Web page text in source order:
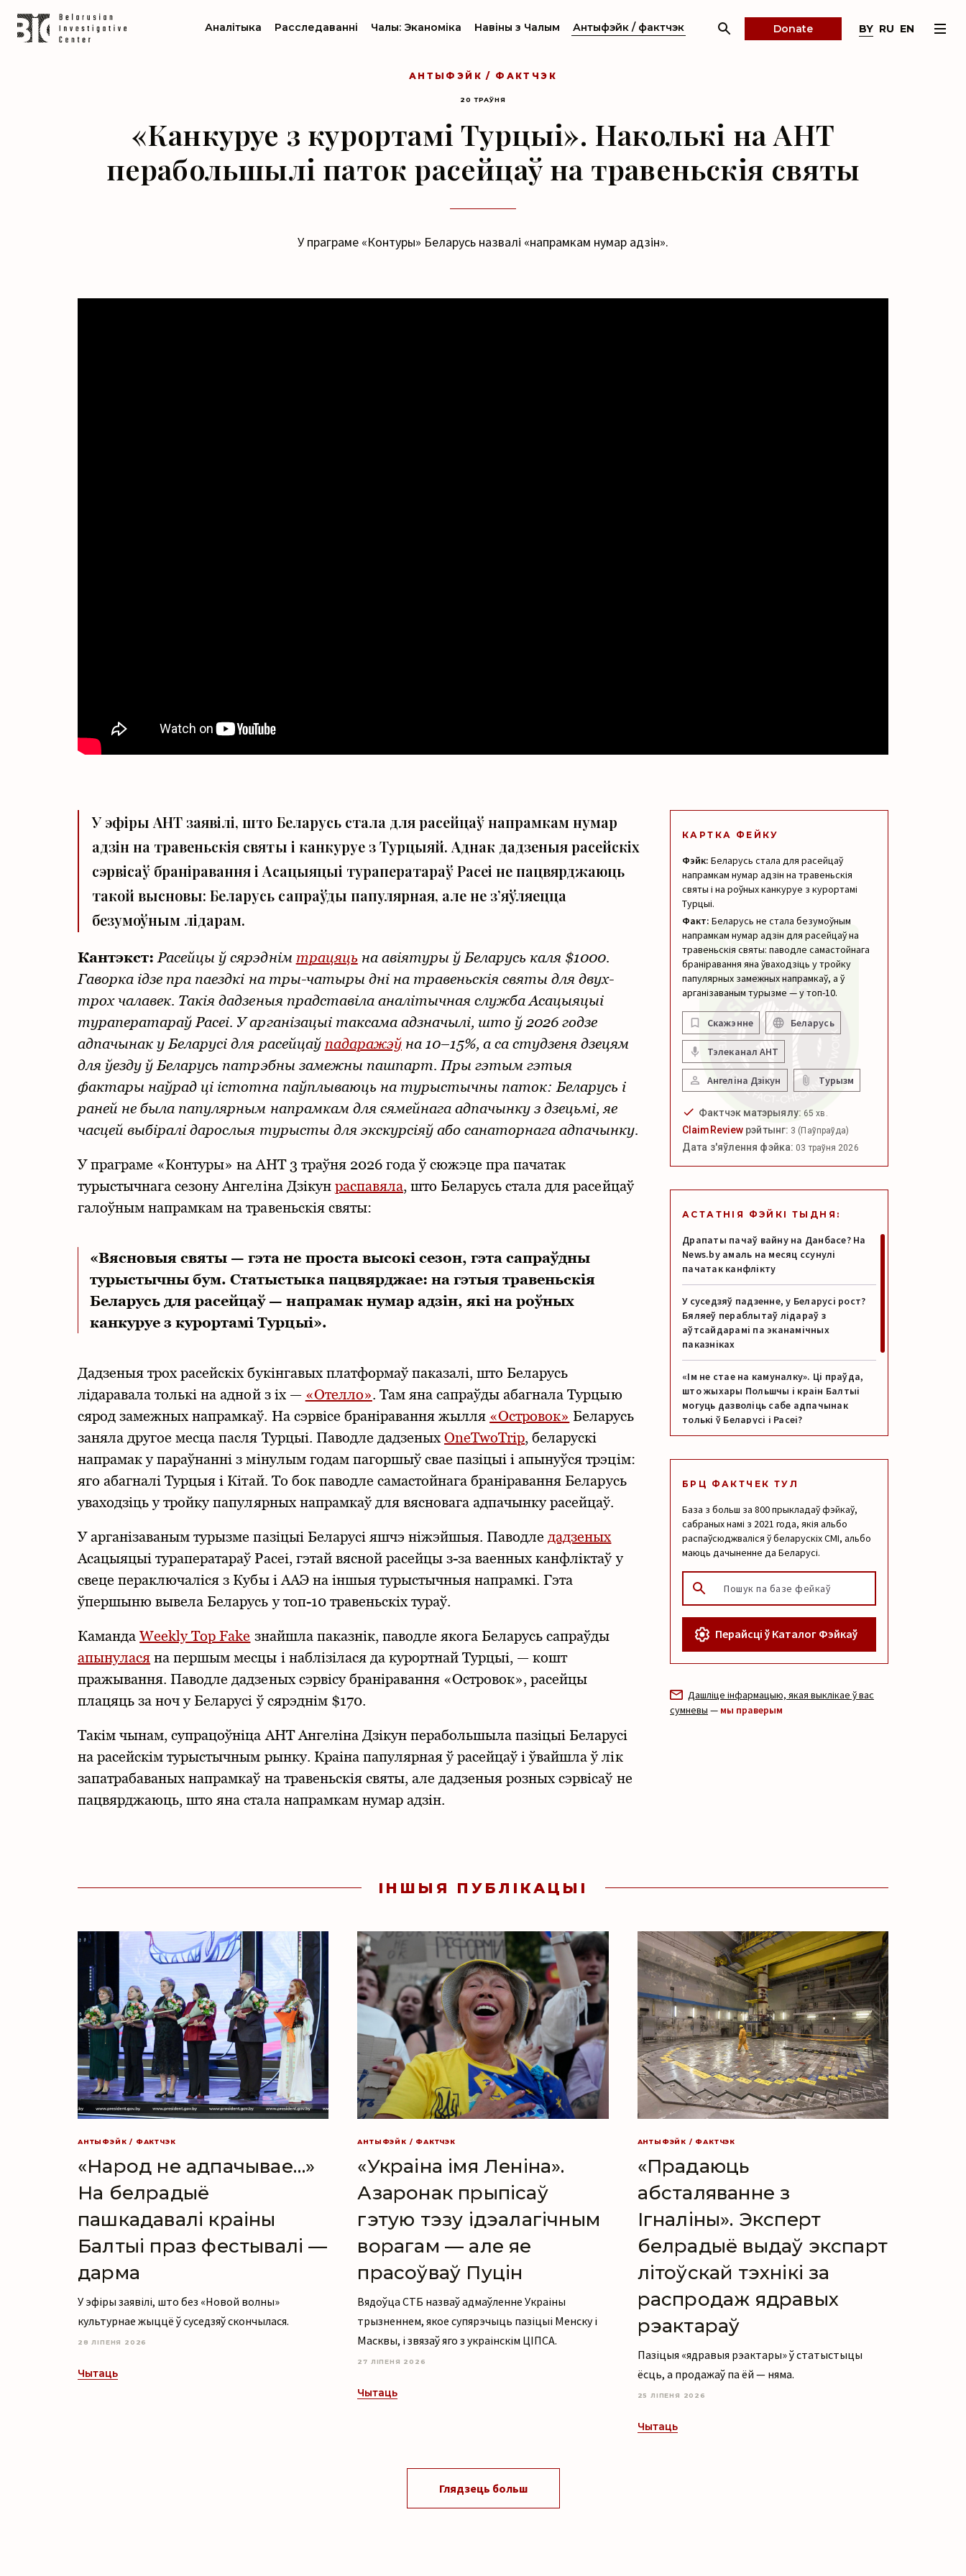
Аналітыка Расследаванні Чалы: Эканоміка Навіны з Чалым Антыфэйк / фактчэк Donate BY RU EN
АНТЫФЭЙК / ФАКТЧЭК
20 ТРАЎНЯ
«Канкуруе з курортамі Турцыі». Наколькі на АНТ
перабольшылі паток расейцаў на травеньскія святы
У праграме «Контуры» Беларусь назвалі «напрамкам нумар адзін».
У эфіры АНТ заявілі, што Беларусь стала для расейцаў напрамкам нумар
адзін на травеньскія святы і канкуруе з Турцыяй. Аднак дадзеныя расейскіх
сэрвісаў браніравання і Асацыяцыі тураператараў Расеі не пацвярджаюць
такой высновы: Беларусь сапраўды папулярная, але не з’яўляецца
безумоўным лідарам.
Кантэкст: Расейцы ў сярэднім трацяць на авіятуры ў Беларусь каля $1000.
Гаворка ідзе пра паездкі на тры-чатыры дні на травеньскія святы для двух-
трох чалавек. Такія дадзеныя прадставіла аналітычная служба Асацыяцыі
тураператараў Расеі. У арганізацыі таксама адзначылі, што ў 2026 годзе
адпачынак у Беларусі для расейцаў падаражэўна 10–15%, а са студзеня дзецям
для ўезду ў Беларусь патрэбны замежны пашпарт. Пры гэтым гэтыя
фактары наўрад ці істотна паўплываюць на турыстычны паток: Беларусь і
раней не была папулярным напрамкам для сямейнага адпачынку з дзецьмі, яе
часцей выбіралі дарослыя турысты для экскурсіяў або санаторнага адпачынку.
У праграме «Контуры» на АНТ 3 траўня 2026 года ў сюжэце пра пачатак
турыстычнага сезону Ангеліна Дзікун распавяла, што Беларусь стала для расейцаў
галоўным напрамкам на травеньскія святы:
«Вясновыя святы — гэта не проста высокі сезон, гэта сапраўдны
турыстычны бум. Статыстыка пацвярджае: на гэтыя травеньскія
Беларусь для расейцаў — напрамак нумар адзін, які на роўных
канкуруе з курортамі Турцыі».
Дадзеныя трох расейскіх букінгавых платформаў паказалі, што Беларусь
лідаравала толькі на адной з іх — «Отелло». Там яна сапраўды абагнала Турцыю
сярод замежных напрамкаў. На сэрвісе браніравання жылля «Островок» Беларусь
заняла другое месца пасля Турцыі. Паводле дадзеныхOneTwoTrip, беларускі
напрамак у параўнанні з мінулым годам пагоршыў свае пазіцыі і апынуўся трэцім:
яго абагналі Турцыя і Кітай. То бок паводле самастойнага браніравання Беларусь
уваходзіць у тройку папулярных напрамкаў для вясновага адпачынку расейцаў.
У арганізаваным турызме пазіцыі Беларусі яшчэ ніжэйшыя. Паводле дадзеных
Асацыяцыі тураператараў Расеі, гэтай вясной расейцы з-за ваенных канфліктаў у
свеце пераключаліся з Кубы і ААЭ на іншыя турыстычныя напрамкі. Гэта
ўпершыню вывела Беларусь у топ-10 травеньскіх тураў.
КамандаWeekly Top Fake знайшла паказнік, паводле якога Беларусь сапраўды
апынулася на першым месцы і наблізілася да курортнай Турцыі, — кошт
пражывання. Паводле дадзеных сэрвісу браніравання «Островок», расейцы
плацяць за ноч у Беларусі ў сярэднім $170.
Такім чынам, супрацоўніца АНТ Ангеліна Дзікун перабольшыла пазіцыі Беларусі
на расейскім турыстычным рынку. Краіна папулярная ў расейцаў і ўвайшла ў лік
запатрабаваных напрамкаў на травеньскія святы, але дадзеныя розных сэрвісаў не
пацвярджаюць, што яна стала напрамкам нумар адзін.
КАРТКА ФЕЙКУ
Фэйк: Беларусь стала для расейцаў
напрамкам нумар адзін на травеньскія
святы і на роўных канкуруе з курортамі
Турцыі.
Факт: Беларусь не стала безумоўным
напрамкам нумар адзін для расейцаў на
травеньскія святы: паводле самастойнага
браніравання яна ўваходзіць у тройку
папулярных замежных напрамкаў, а ў
арганізаваным турызме — у топ-10.
Скажэнне Беларусь
Тэлеканал АНТ
Ангеліна Дзікун Турызм
Фактчэк матэрыялу: 65 хв.
ClaimReview рэйтынг: 3 (Паўпраўда)
Дата з'яўлення фэйка: 03 траўня 2026
АСТАТНІЯ ФЭЙКІ ТЫДНЯ:
Драпаты пачаў вайну на Данбасе? На
News.by амаль на месяц ссунулі
пачатак канфлікту
У суседзяў падзенне, у Беларусі рост?
Бяляеў пераблытаў лідараў з
аўтсайдарамі па эканамічных
паказніках
«Ім не стае на камуналку». Ці праўда,
што жыхары Польшчы і краін Балтыі
могуць дазволіць сабе адпачынак
толькі ў Беларусі і Расеі?
у дзяржмедыя перабольшылі поспехі
беларускай сельскай гаспадаркі
БРЦ ФАКТЧЕК ТУЛ
База з больш за 800 прыкладаў фэйкаў,
сабраных намі з 2021 года, якія альбо
распаўсюджваліся ў беларускіх СМІ, альбо
маюць дачыненне да Беларусі.
Перайсці ў Каталог Фэйкаў
Дашліце інфармацыю, якая выклікае ў вас
сумневы — мы праверым
ІНШЫЯ ПУБЛІКАЦЫІ
АНТЫФЭЙК / ФАКТЧЭК
«Народ не адпачывае…»
На белрадыё
пашкадавалі краіны
Балтыі праз фестывалі —
дарма
У эфіры заявілі, што без «Новой волны»
культурнае жыццё ў суседзяў скончылася.
28 ЛІПЕНЯ 2026
Чытаць
АНТЫФЭЙК / ФАКТЧЭК
«Украіна імя Леніна».
Азаронак прыпісаў
гэтую тэзу ідэалагічным
ворагам — але яе
прасоўваў Пуцін
Вядоўца СТБ назваў адмаўленне Украіны
трызненнем, якое супярэчыць пазіцыі Менску і
Масквы, і звязаў яго з украінскім ЦІПСА.
27 ЛІПЕНЯ 2026
Чытаць
АНТЫФЭЙК / ФАКТЧЭК
«Прадаюць
абсталяванне з
Ігналіны». Эксперт
белрадыё выдаў экспарт
літоўскай тэхнікі за
распродаж ядравых
рэактараў
Пазіцыя «ядравыя рэактары» ў статыстыцы
ёсць, а продажаў па ёй — няма.
25 ЛІПЕНЯ 2026
Чытаць
Глядзець больш